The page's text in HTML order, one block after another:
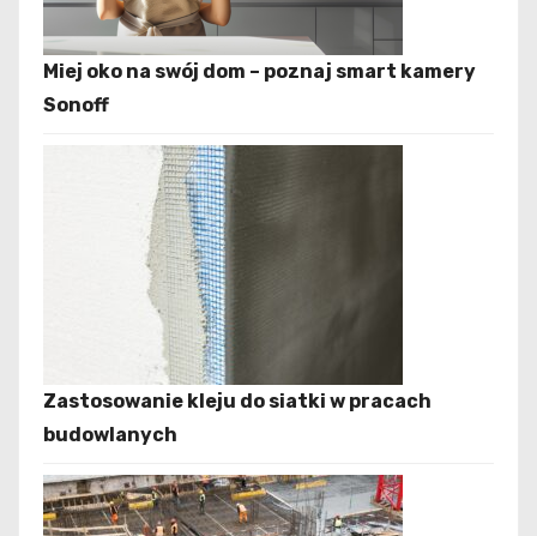
Miej oko na swój dom – poznaj smart kamery
Sonoff
Zastosowanie kleju do siatki w pracach
budowlanych